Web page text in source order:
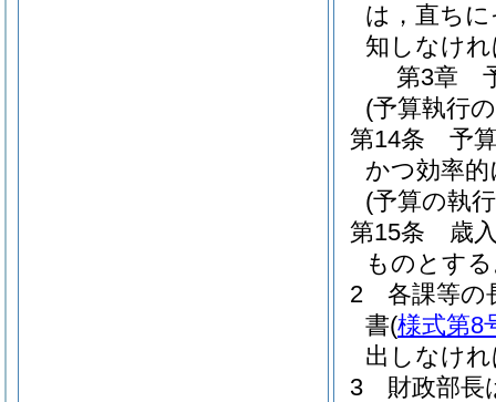
は，直ち
知しなけ
第3章
(予算執行
第14条
予
かつ効率
(予算の執
第15条
歳
ものとす
2
各課等の
書(様式第8
出しなけ
3
財政部長